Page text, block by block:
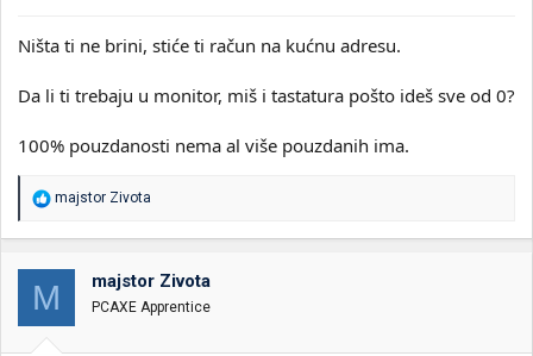
Ništa ti ne brini, stiće ti račun na kućnu adresu.
Da li ti trebaju u monitor, miš i tastatura pošto ideš sve od 0?
100% pouzdanosti nema al više pouzdanih ima.
R
a
o
v
a
n
majstor Zivota
M majstor Zivota
PCAXE Apprentice